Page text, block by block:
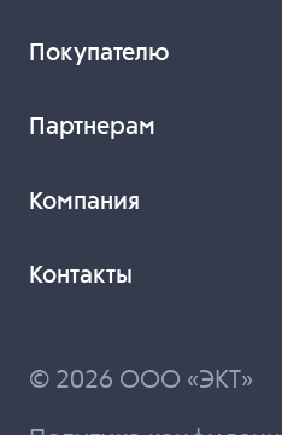
Покупателю
Партнерам
Компания
Контакты
© 2026 ООО «ЭКТ»